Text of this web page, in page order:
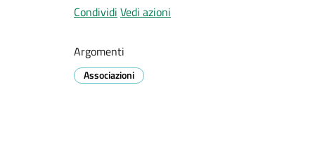
Condividi Vedi azioni
Argomenti
Associazioni